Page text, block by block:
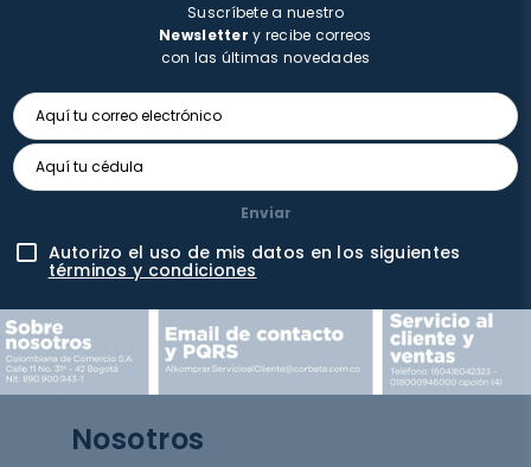
Suscríbete a nuestro
Newsletter y recibe correos
con las últimas novedades
Enviar
Autorizo el uso de mis datos en los siguientes
términos y condiciones
Nosotros